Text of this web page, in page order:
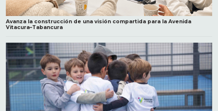
Avanza la construcción de una visión compartida para la Avenida
Vitacura–Tabancura